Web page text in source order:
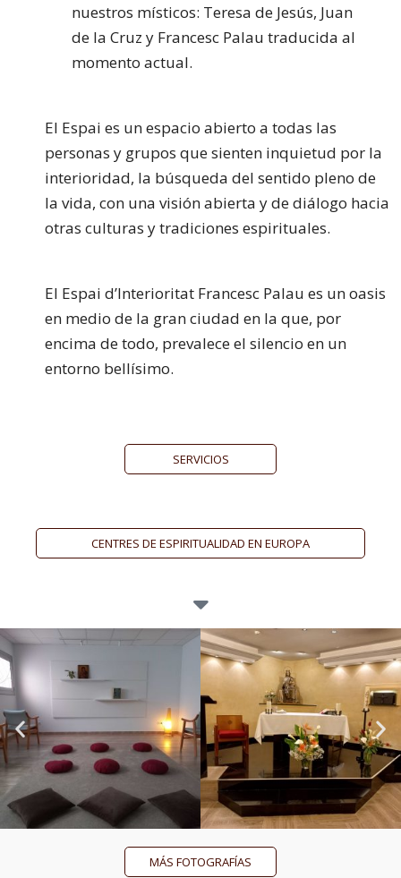
nuestros místicos: Teresa de Jesús, Juan
de la Cruz y Francesc Palau traducida al
momento actual.
El Espai es un espacio abierto a todas las
personas y grupos que sienten inquietud por la
interioridad, la búsqueda del sentido pleno de
la vida, con una visión abierta y de diálogo hacia
otras culturas y tradiciones espirituales.
El Espai d’Interioritat Francesc Palau es un oasis
en medio de la gran ciudad en la que, por
encima de todo, prevalece el silencio en un
entorno bellísimo.
SERVICIOS
CENTRES DE ESPIRITUALIDAD EN EUROPA
MÁS FOTOGRAFÍAS